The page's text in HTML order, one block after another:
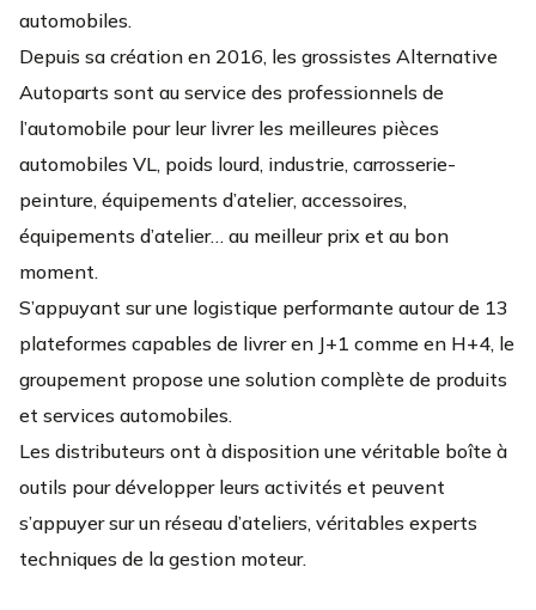
automobiles.
Depuis sa création en 2016, les grossistes Alternative
Autoparts sont au service des professionnels de
l’automobile pour leur livrer les meilleures pièces
automobiles VL, poids lourd, industrie, carrosserie-
peinture, équipements d’atelier, accessoires,
équipements d’atelier… au meilleur prix et au bon
moment.
S’appuyant sur une logistique performante autour de 13
plateformes capables de livrer en J+1 comme en H+4, le
groupement propose une solution complète de produits
et services automobiles.
Les distributeurs ont à disposition une véritable boîte à
outils pour développer leurs activités et peuvent
s’appuyer sur un réseau d’ateliers, véritables experts
techniques de la gestion moteur.